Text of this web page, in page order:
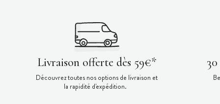
Livraison offerte dès 59€*
Découvrez toutes nos options de livraison et
la rapidité d'expédition.